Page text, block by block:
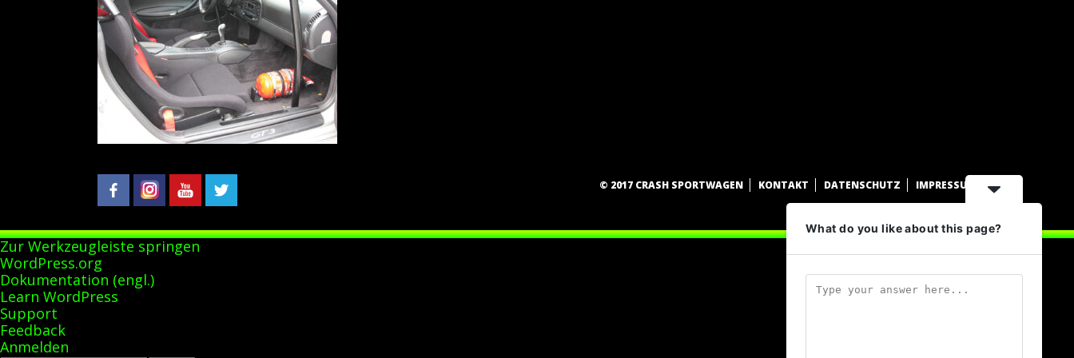
© 2017 CRASH SPORTWAGEN KONTAKT DATENSCHUTZ IMPRESSUM
Zur Werkzeugleiste springen
Über
WordPress
WordPress.org
Dokumentation (engl.)
Learn WordPress
Support
Feedback
Anmelden
What do you like about this page?